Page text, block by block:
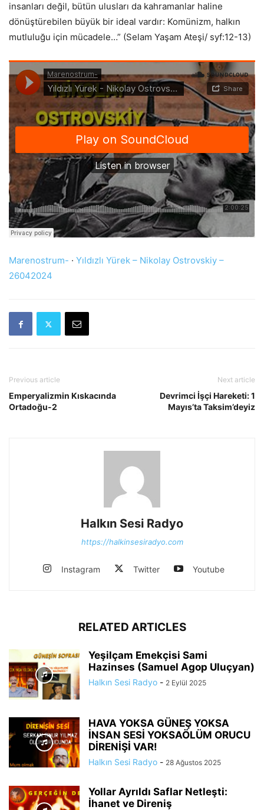
insanları değil, bütün ulusları da kahramanlar haline
dönüştürebilen büyük bir ideal vardır: Komünizm, halkın
mutluluğu için mücadele…” (Selam Yaşam Ateşi/ syf:12-13)
Marenostrum- · Yıldızlı Yürek – Nikolay Ostrovskiy –
26042024
Previous article
Emperyalizmin Kıskacında
Ortadoğu-2
Next article
Devrimci İşçi Hareketi: 1
Mayıs’ta Taksim’deyiz
Halkın Sesi Radyo
https://halkinsesiradyo.com
Instagram Twitter Youtube
RELATED ARTICLES
Yeşilçam Emekçisi Sami
Hazinses (Samuel Agop Uluçyan)
Halkın Sesi Radyo - 2 Eylül 2025
HAVA YOKSA GÜNEŞ YOKSA
İNSAN SESİ YOKSAÖLÜM ORUCU
DİRENİŞİ VAR!
Halkın Sesi Radyo - 28 Ağustos 2025
Yollar Ayrıldı Saflar Netleşti:
İhanet ve Direniş